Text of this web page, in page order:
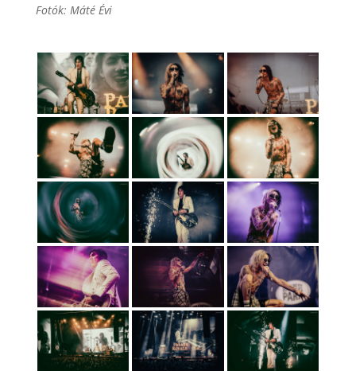
Fotók: Máté Évi